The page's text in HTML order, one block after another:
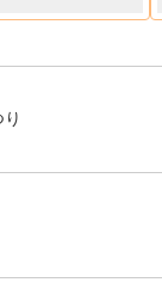
イタケのエビし
の炊き込みご
を堪能してきま